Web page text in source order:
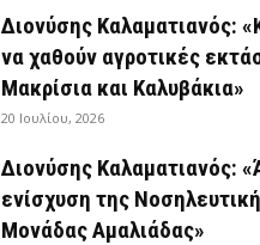
Διονύσης Καλαματιανός:
να χαθούν αγροτικές
Μακρίσια και Καλυβάκια»
20 Ιουλίου, 2026
Διονύσης Καλαματιανός:
ενίσχυση της
Μονάδας Αμαλιάδας»